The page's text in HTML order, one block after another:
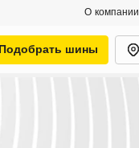
О компании
Подобрать шины